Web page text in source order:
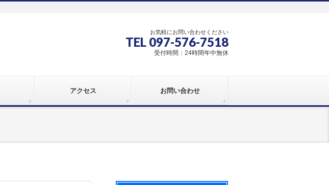
お気軽にお問い合わせください
TEL 097-576-7518
受付時間：24時間年中無休
アクセス お問い合わせ